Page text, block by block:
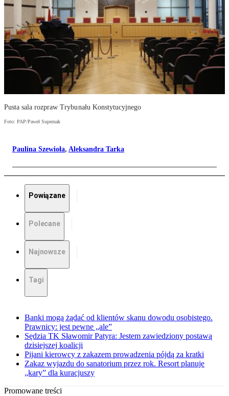
Pusta sala rozpraw Trybunału Konstytucyjnego
Foto: PAP/Paweł Supernak
Paulina Szewioła, Aleksandra Tarka
Powiązane
Polecane
Najnowsze
Tagi
Banki mogą żądać od klientów skanu dowodu osobistego.
Prawnicy: jest pewne „ale”
Sędzia TK Sławomir Patyra: Jestem zawiedziony postawą
dzisiejszej koalicji
Pijani kierowcy z zakazem prowadzenia pójdą za kratki
Zakaz wyjazdu do sanatorium przez rok. Resort planuje
„kary” dla kuracjuszy
Promowane treści